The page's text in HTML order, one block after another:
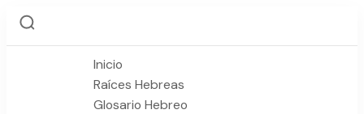
Inicio
Raíces Hebreas
Glosario Hebreo